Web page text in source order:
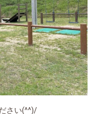
さい(^^)/